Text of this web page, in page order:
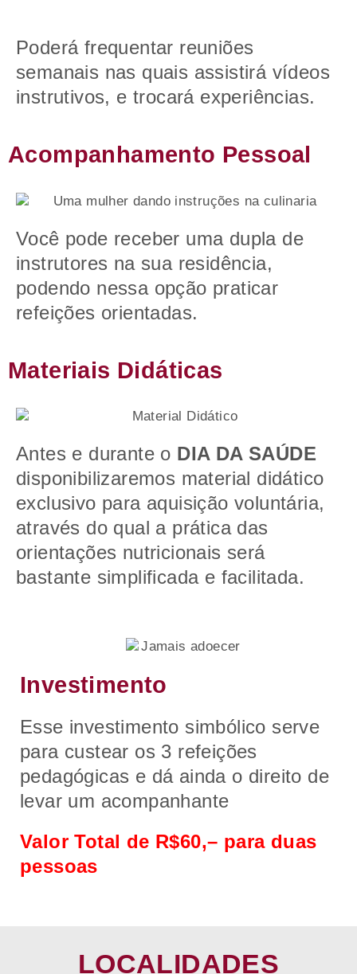
Poderá frequentar reuniões
semanais nas quais assistirá vídeos
instrutivos, e trocará experiências.
Acompanhamento Pessoal
Você pode receber uma dupla de
instrutores na sua residência,
podendo nessa opção praticar
refeições orientadas.
Materiais Didáticas
Antes e durante o DIA DA SAÚDE
disponibilizaremos material didático
exclusivo para aquisição voluntária,
através do qual a prática das
orientações nutricionais será
bastante simplificada e facilitada.
Investimento
Esse investimento simbólico serve
para custear os 3 refeições
pedagógicas e dá ainda o direito de
levar um acompanhante
Valor Total de R$60,– para duas
pessoas
LOCALIDADES